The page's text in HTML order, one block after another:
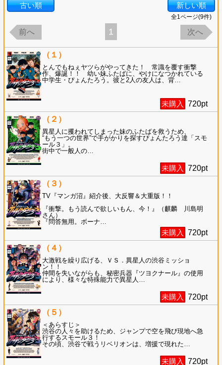
古い順 新しい順
全1ページ(9件)
前へ 1 次へ
（１）
とんでもねぇヤツらがやってきた！ 常識を覆す衝撃
作、爆誕！！ 幼い妹ふたばに、やけになつかれている
中学生・ぴょんたろう。彼と2人の友人は、背
未購入 720pt
（２）
異星人に攫われてしまった妹のふたばを救うため、
“もう一つの世界”で手がかりを探すぴょんたろう達「スモ
ール３」。
街中で一般人の
未購入 720pt
（３）
TV『マンガ沼』紹介後、大反響＆大重版！！
『衝撃。もう読んで欲しいもん、今！』（麒麟 川島明
さん）
『問答無用。ボーナ
未購入 720pt
（４）
大激戦を繰り広げる、ＶＳ．異星人の渋谷ミッショ
ン！！
仲間を失いながらも、秘密兵器『ツヨクナール』の使用
により、様々な特殊能力で異星人
未購入 720pt
（５）
＜あらすじ＞
渋谷の人々を助けるため、ジャンプで空を飛び現地へ急
行するスモール３！
その頃、渋谷で戦うリベリオンは、増援で現れた
未購入 720pt